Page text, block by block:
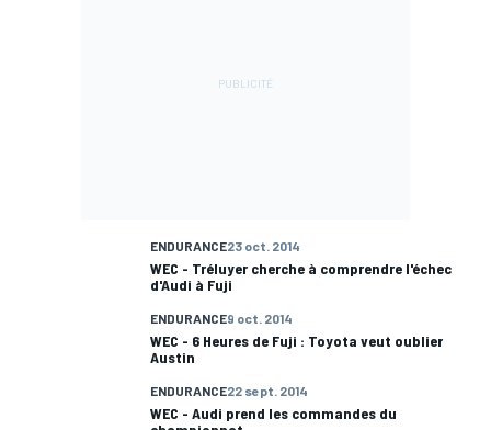
ENDURANCE23 oct. 2014
WEC - Tréluyer cherche à comprendre l'échec
d'Audi à Fuji
ENDURANCE9 oct. 2014
WEC - 6 Heures de Fuji : Toyota veut oublier
Austin
ENDURANCE22 sept. 2014
WEC - Audi prend les commandes du